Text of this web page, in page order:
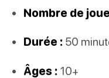
Nombre de
Durée : 50
Âges : 10+